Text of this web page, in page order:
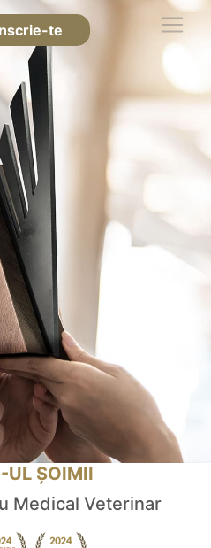
te
UL ȘOIMII
Medical Veterinar